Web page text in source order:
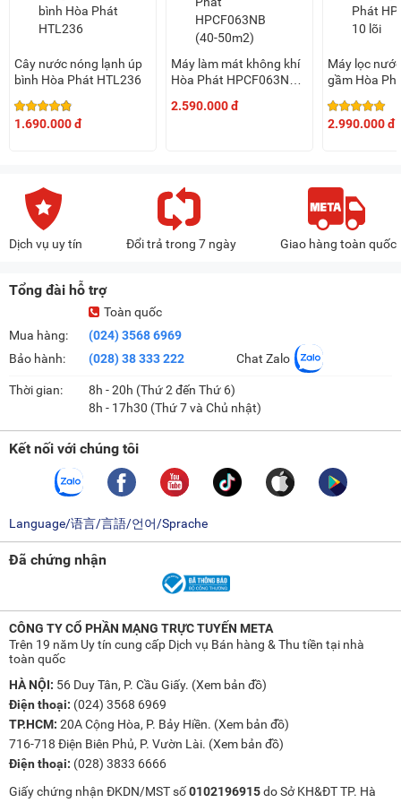
Cây nước nóng lạnh úp
bình Hòa Phát HTL236
1.690.000 đ
Máy làm mát không khí
Hòa Phát HPCF063NB
2.590.000 đ
Máy lọc
gầm Hòa
2.990.000 đ
Dịch vụ uy tín Đổi trả trong 7 ngày Giao hàng toàn quốc
Tổng đài hỗ trợ
Mua hàng:
Bảo hành:
Toàn quốc
(024) 3568 6969
(028) 38 333 222
Chat Zalo
Thời gian:
8h - 20h (Thứ 2 đến Thứ 6)
8h - 17h30 (Thứ 7 và Chủ nhật)
Kết nối với chúng tôi
Language/语言/言語/언어/Sprache
Đã chứng nhận
CÔNG TY CỔ PHẦN MẠNG TRỰC TUYẾN META
Trên 19 năm Uy tín cung cấp Dịch vụ Bán hàng & Thu tiền tại nhà
toàn quốc
HÀ NỘI: 56 Duy Tân, P. Cầu Giấy. (Xem bản đồ)
Điện thoại: (024) 3568 6969
TP.HCM: 20A Cộng Hòa, P. Bảy Hiền. (Xem bản đồ)
716-718 Điện Biên Phủ, P. Vườn Lài. (Xem bản đồ)
Điện thoại: (028) 3833 6666
Giấy chứng nhận ĐKDN/MST số0102196915do Sở KH&ĐT TP. Hà